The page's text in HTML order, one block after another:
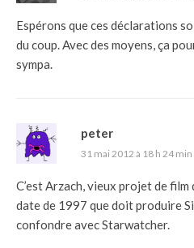
Espérons que ces déclarations
du coup. Avec des moyens, ça
sympa.
peter
31 mai 2012 à 18 h 24 min
C’est Arzach, vieux projet de film
date de 1997 que doit produire
confondre avec Starwatcher.